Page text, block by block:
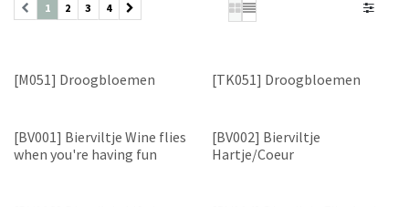
1 2 3 4
[M051] Droogbloemen [TK051] Droogbloemen
[BV001] Bierviltje Wine flies
when you're having fun
[BV002] Bierviltje
Hartje/Coeur